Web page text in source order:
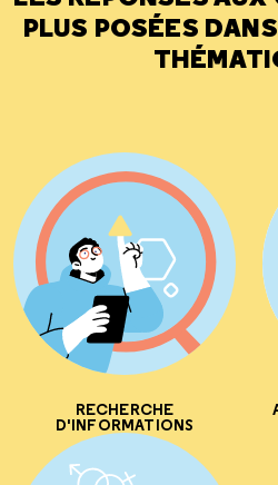
PLUS POSÉES
RECHERCHE
D'INFORMATIONS